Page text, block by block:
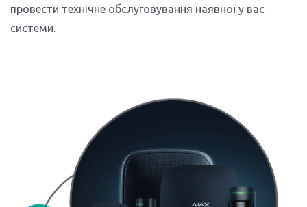
провести технічне обслуговування наявної у вас
системи.